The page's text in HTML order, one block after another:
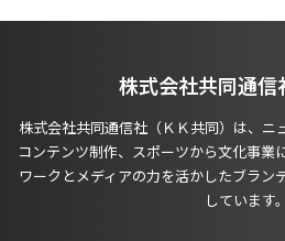
株式会社共同通信
株式会社共同通信社（ＫＫ共同）は、ニ
コンテンツ制作、スポーツから文化事業
ワークとメディアの力を活かしたブラン
しています。